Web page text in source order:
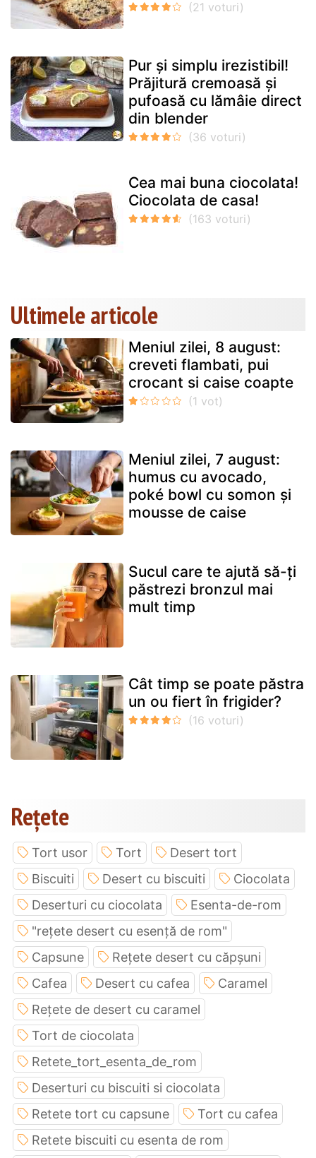
Pur și simplu irezistibil!
Prăjitură cremoasă și
pufoasă cu lămâie direct
din blender
Cea mai buna ciocolata!
Ciocolata de casa!
Ultimele articole
Meniul zilei, 8 august:
creveti flambati, pui
crocant si caise coapte
Meniul zilei, 7 august:
humus cu avocado,
poké bowl cu somon și
mousse de caise
Sucul care te ajută să-ți
păstrezi bronzul mai
mult timp
Cât timp se poate păstra
un ou fiert în frigider?
Rețete
Tort usor Tort
Desert tort
Biscuiti
Desert cu biscuiti
Ciocolata
Deserturi cu ciocolata
Esenta-de-rom
"rețete desert cu esență de rom"
Capsune
Rețete desert cu căpșuni
Cafea
Desert cu cafea
Caramel
Rețete de desert cu caramel
Tort de ciocolata
Retete_tort_esenta_de_rom
Deserturi cu biscuiti si ciocolata
Retete tort cu capsune
Tort cu cafea
Retete biscuiti cu esenta de rom